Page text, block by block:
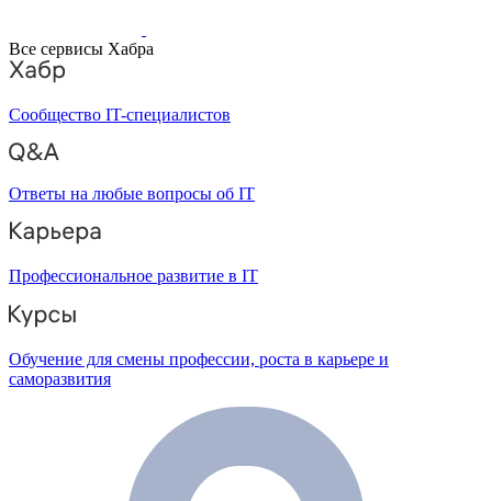
Все сервисы Хабра
Сообщество IT-специалистов
Ответы на любые вопросы об IT
Профессиональное развитие в IT
Обучение для смены профессии, роста в карьере и
саморазвития